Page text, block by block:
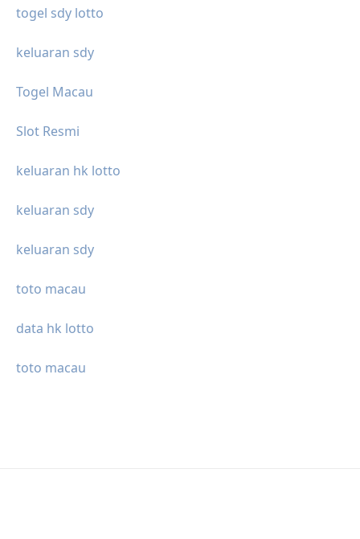
togel sdy lotto
keluaran sdy
Togel Macau
Slot Resmi
keluaran hk lotto
keluaran sdy
keluaran sdy
toto macau
data hk lotto
toto macau